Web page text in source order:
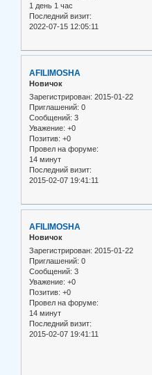
1 день 1 час
Последний визит:
2022-07-15 12:05:11
AFILIMOSHA
Новичок
Зарегистрирован: 2015-01-22
Приглашений: 0
Сообщений: 3
Уважение: +0
Позитив: +0
Провел на форуме:
14 минут
Последний визит:
2015-02-07 19:41:11
AFILIMOSHA
Новичок
Зарегистрирован: 2015-01-22
Приглашений: 0
Сообщений: 3
Уважение: +0
Позитив: +0
Провел на форуме:
14 минут
Последний визит:
2015-02-07 19:41:11